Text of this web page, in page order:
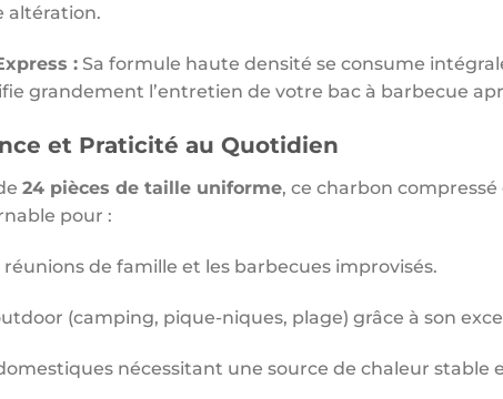
altération.
:Sa formule haute densité se consume
grandement l’entretien de votre bac à barbecue
et Praticité au Quotidien
24 pièces de taille uniforme, ce charbon compressé
pour :
réunions de famille et les barbecues improvisés.
(camping, pique-niques, plage) grâce à son
nécessitant une source de chaleur stable